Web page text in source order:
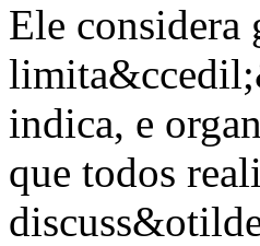
Ele considera
indica, e
que todos